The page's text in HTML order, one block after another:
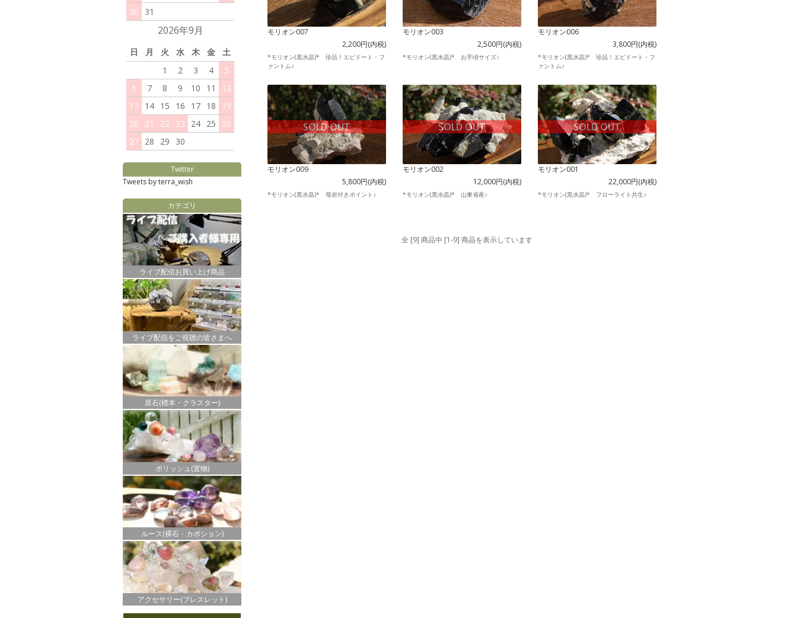
モリオン007
2,200円(内税)
*モリオン(黒水晶)* 珍品！エピドート・フ
ァントム♪
モリオン003
2,500円(内税)
*モリオン(黒水晶)* お手頃サイズ♪
モリオン006
3,800円(内税)
*モリオン(黒水晶)* 珍品！エピドート・フ
ァントム♪
モリオン009
5,800円(内税)
SOLD OUT
*モリオン(黒水晶)* 母岩付きポイント♪
モリオン002
12,000円(内税)
SOLD OUT
*モリオン(黒水晶)* 山東省産♪
モリオン001
22,000円(内税)
SOLD OUT
*モリオン(黒水晶)* フローライト共生♪
全 [9] 商品中 [1-9] 商品を表示しています
30
31
2026年9月
日 月 火 水 木 金
土
1
2 3 4
5
6
7 8 9 10 11
12
13
14 15 16 17 18
19
20
21 22 23 24 25
26
27 28 29 30
Twitter
Tweets by terra_wish
カテゴリ
ライブ配信お買い上げ商品
ライブ配信をご視聴の皆さまへ
原石(標本・クラスター)
ポリッシュ(置物)
ルース(裸石・カボション)
アクセサリー(ブレスレット)